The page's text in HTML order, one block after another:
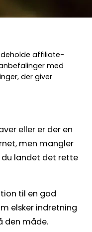
affiliate-
med
der giver
eller er der en
men mangler
du landet det rette
til en god
elsker indretning
den måde.